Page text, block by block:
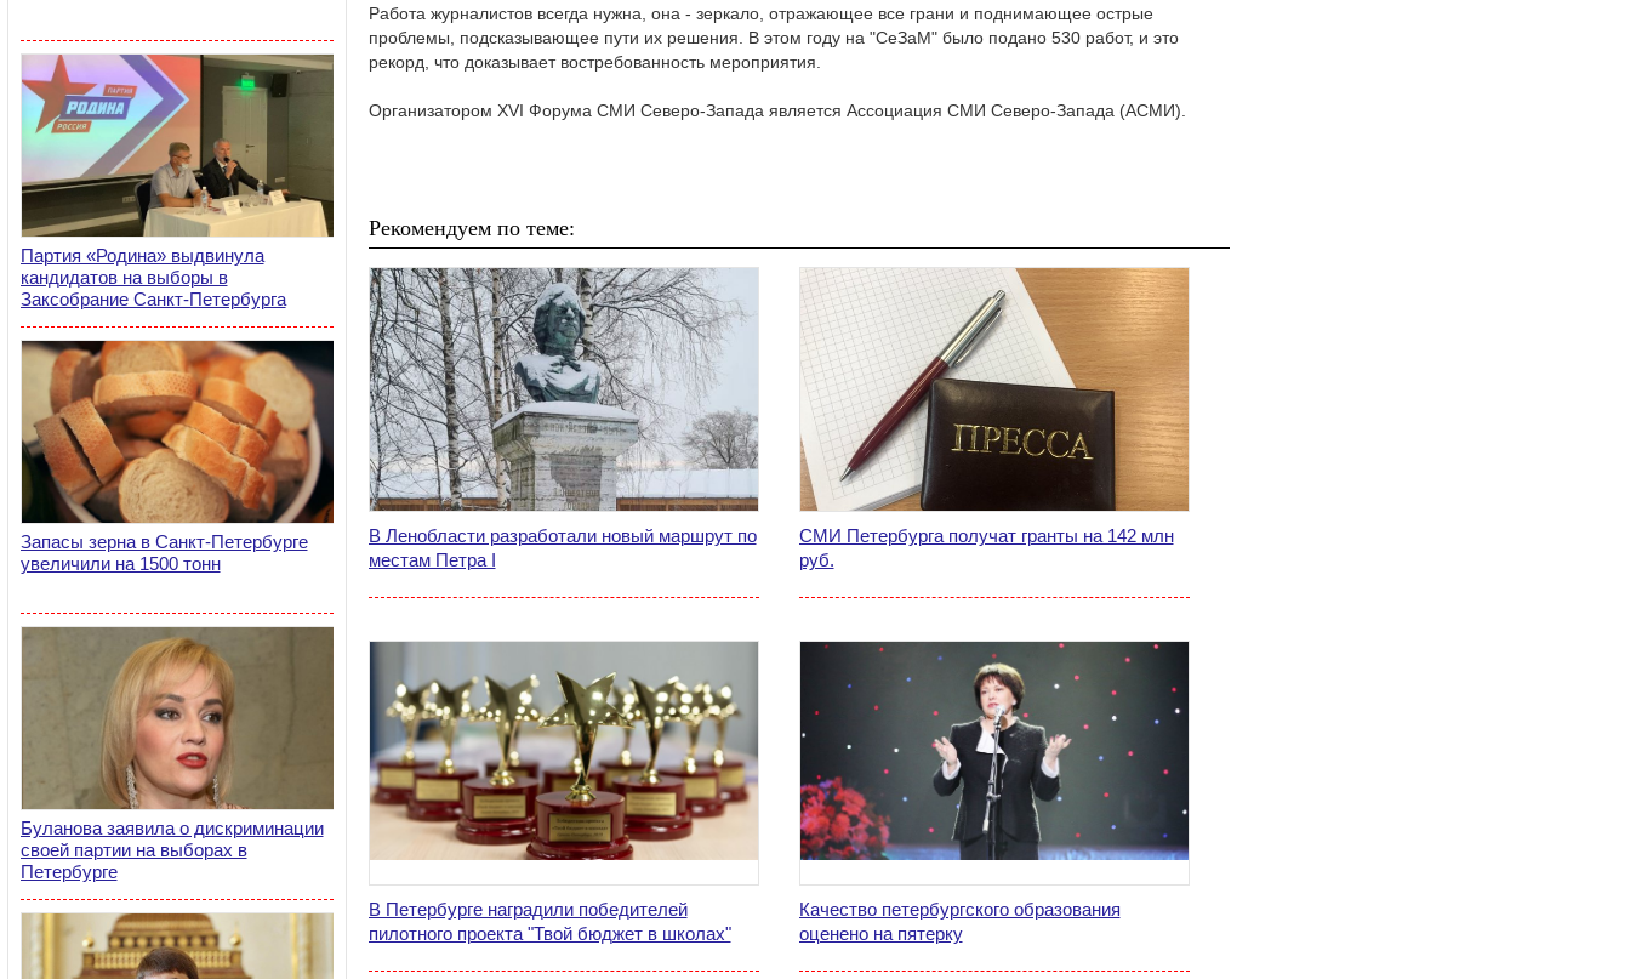
Партия «Родина» выдвинула
кандидатов на выборы в
Заксобрание Санкт-Петербурга
Запасы зерна в Санкт-Петербурге
увеличили на 1500 тонн
Буланова заявила о дискриминации
своей партии на выборах в
Петербурге
Работа журналистов всегда нужна, она - зеркало, отражающее все грани и поднимающее острые
проблемы, подсказывающее пути их решения. В этом году на "СеЗаМ" было подано 530 работ, и это
рекорд, что доказывает востребованность мероприятия.
Организатором XVI Форума СМИ Северо-Запада является Ассоциация СМИ Северо-Запада (АСМИ).
Рекомендуем по теме:
В Ленобласти разработали новый маршрут по
местам Петра I
СМИ Петербурга получат гранты на 142 млн
руб.
В Петербурге наградили победителей
пилотного проекта "Твой бюджет в школах"
Качество петербургского образования
оценено на пятерку